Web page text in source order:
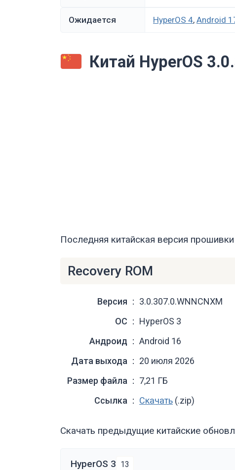
Ожидается HyperOS 4, Android
Китай HyperOS
Последняя китайская версия
Recovery ROM
Версия
3.0.307.0.WNNCNXM
ОС
HyperOS 3
Андроид
Android 16
Дата выхода
20 июля 2026
Размер файла
7,21 ГБ
Ссылка
Скачать (.zip)
Скачать предыдущие китайские
HyperOS 3 13